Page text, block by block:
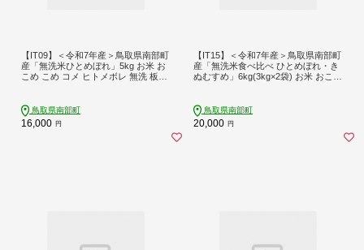
【IT09】＜令和7年産＞鳥取県南部町
産「無洗米ひとめぼれ」5kg お米 お
こめ こめ コメ ヒトメボレ 無洗 板谷
鳥取県南部町
16,000 円
【IT15】＜令和7年産＞鳥取県南部町
産「無洗米食べ比べ ひとめぼれ・き
ぬむすめ」6kg(3kg×2袋) お米 おこめ
鳥取県南部町
20,000 円